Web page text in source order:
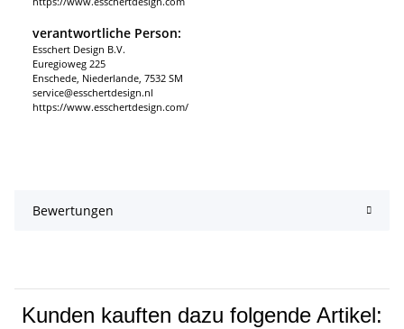
verantwortliche Person:
Esschert Design B.V.
Euregioweg 225
Enschede, Niederlande, 7532 SM
service@esschertdesign.nl
https://www.esschertdesign.com/
Bewertungen
Kunden kauften dazu folgende Artikel: